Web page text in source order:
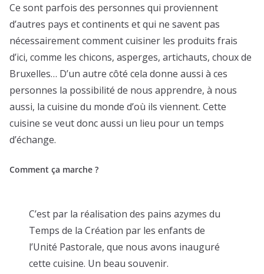
Ce sont parfois des personnes qui proviennent
d’autres pays et continents et qui ne savent pas
nécessairement comment cuisiner les produits frais
d’ici, comme les chicons, asperges, artichauts, choux de
Bruxelles… D’un autre côté cela donne aussi à ces
personnes la possibilité de nous apprendre, à nous
aussi, la cuisine du monde d’où ils viennent. Cette
cuisine se veut donc aussi un lieu pour un temps
d’échange.
Comment ça marche ?
C’est par la réalisation des pains azymes du
Temps de la Création par les enfants de
l’Unité Pastorale, que nous avons inauguré
cette cuisine. Un beau souvenir.